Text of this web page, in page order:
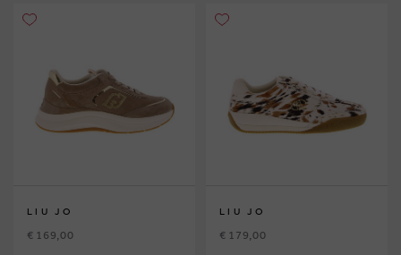
LIU JO
€ 169,00
LIU JO
€ 179,00